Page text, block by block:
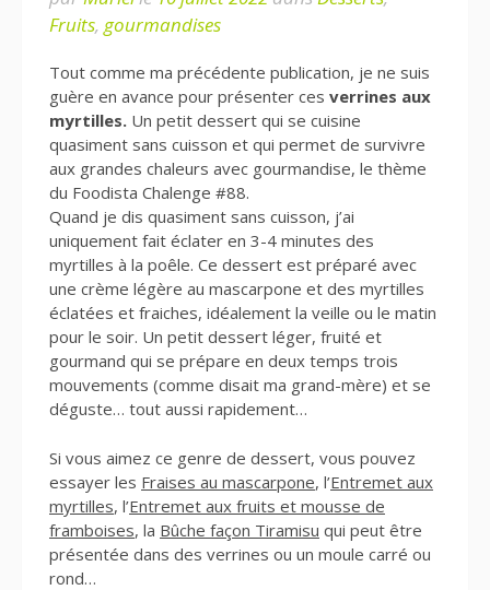
Fruits, gourmandises
Tout comme ma précédente publication, je ne suis
guère en avance pour présenter ces verrines aux
myrtilles. Un petit dessert qui se cuisine
quasiment sans cuisson et qui permet de survivre
aux grandes chaleurs avec gourmandise, le thème
du Foodista Chalenge #88.
Quand je dis quasiment sans cuisson, j’ai
uniquement fait éclater en 3-4 minutes des
myrtilles à la poêle. Ce dessert est préparé avec
une crème légère au mascarpone et des myrtilles
éclatées et fraiches, idéalement la veille ou le matin
pour le soir. Un petit dessert léger, fruité et
gourmand qui se prépare en deux temps trois
mouvements (comme disait ma grand-mère) et se
déguste… tout aussi rapidement…
Si vous aimez ce genre de dessert, vous pouvez
essayer les Fraises au mascarpone, l’Entremet aux
myrtilles, l’Entremet aux fruits et mousse de
framboises, la Bûche façon Tiramisu qui peut être
présentée dans des verrines ou un moule carré ou
rond…